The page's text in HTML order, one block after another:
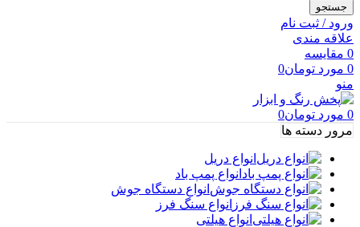
جستجو
ورود / ثبت نام
علاقه مندی
0 مقايسه
0 مورد تومان0
منو
0 مورد تومان0
مرور دسته ها
انواع دریل
انواع پمپ باد
انواع دستگاه جوش
انواع سنگ فرز
انواع هیلتی